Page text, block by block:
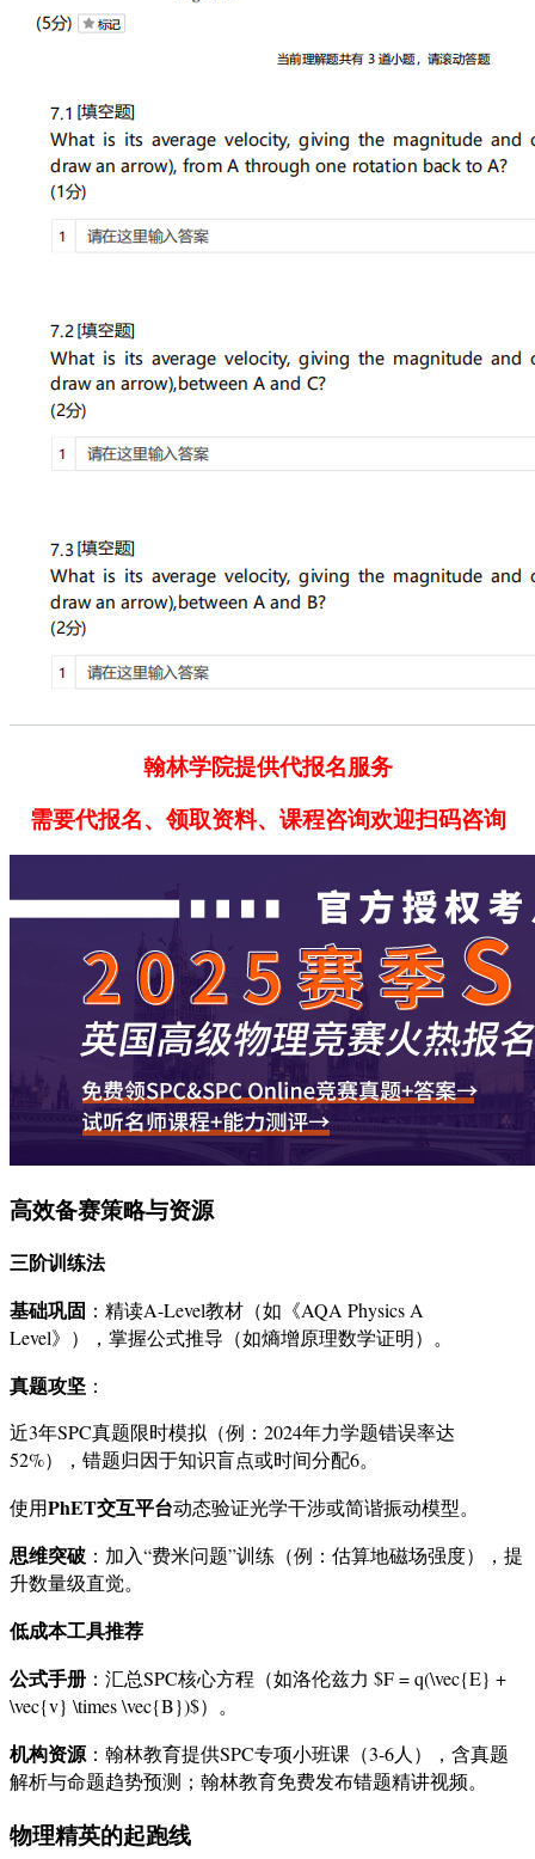
翰林学院提供代报名服务
需要代报名、领取资料、课程咨询欢迎扫码咨询
高效备赛策略与资源
三阶训练法
基础巩固 ：精读A-Level教材（如《AQA Physics A
Level》），掌握公式推导（如熵增原理数学证明）。
真题攻坚 ：
近3年SPC真题限时模拟（例：2024年力学题错误率达
52%），错题归因于知识盲点或时间分配6。
使用PhET交互平台动态验证光学干涉或简谐振动模型。
思维突破 ：加入“费米问题”训练（例：估算地磁场强度），提
升数量级直觉。
低成本工具推荐
公式手册 ：汇总SPC核心方程（如洛伦兹力 $F = q(\vec{E} +
\vec{v} \times \vec{B})$）。
机构资源：翰林教育提供SPC专项小班课（3-6人），含真题
解析与命题趋势预测；翰林教育免费发布错题精讲视频。
物理精英的起跑线